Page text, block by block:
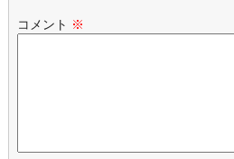
コメント ※